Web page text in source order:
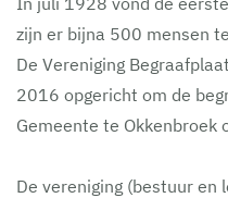
zijn er bijna 500 mensen
De Vereniging
2016 opgericht om de
Gemeente te Okkenbroek
De vereniging (bestuur en